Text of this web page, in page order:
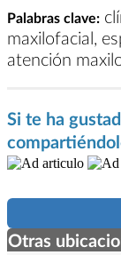
Palabras clave:
maxilofacial,
atención
Si te ha
Otras